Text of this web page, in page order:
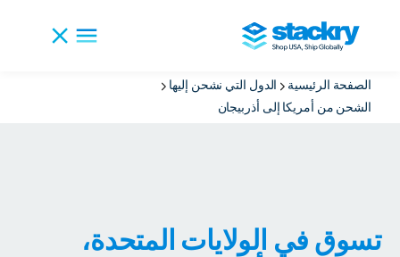
الصفحة الرئيسية
الدول التي نشحن إليها
الشحن من أمريكا إلى أذربيجان
تسوق في الولايات المتحدة،